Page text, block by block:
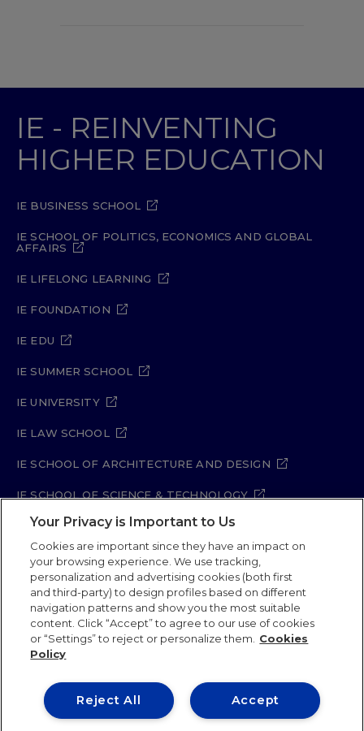
IE - REINVENTING
HIGHER EDUCATION
IE BUSINESS SCHOOL
IE SCHOOL OF POLITICS, ECONOMICS AND GLOBAL
AFFAIRS
IE LIFELONG LEARNING
IE FOUNDATION
IE EDU
IE SUMMER SCHOOL
IE UNIVERSITY
IE LAW SCHOOL
IE SCHOOL OF ARCHITECTURE AND DESIGN
IE SCHOOL OF SCIENCE & TECHNOLOGY
IE SCHOOL OF ARTS & HUMANITIES
Legal Notice Privacy Policy
Cookie Policy
Security Policy
Student Academic Standards
Compliance Channel
Site Map
IE University 2026
Your Privacy is Important to Us
Cookies are important since they have an impact on
your browsing experience. We use tracking,
personalization and advertising cookies (both first
and third-party) to design profiles based on different
navigation patterns and show you the most suitable
content. Click “Accept” to agree to our use of cookies
or “Settings” to reject or personalize them.
Cookies
Policy
Accept
Reject All